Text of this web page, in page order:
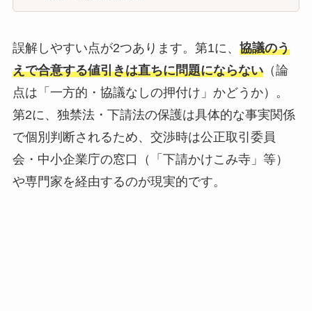
誤解しやすい点が2つあります。第1に、 協議のう
えで合意する値引きは直ちに問題にならない（論
点は「一方的・協議なしの押付け」かどうか）。
第2に、独禁法・下請法の保護は具体的な事実関係
で個別判断されるため、交渉時は公正取引委員
会・中小企業庁の窓口（「下請かけこみ寺」等）
や専門家を経由するのが現実的です。